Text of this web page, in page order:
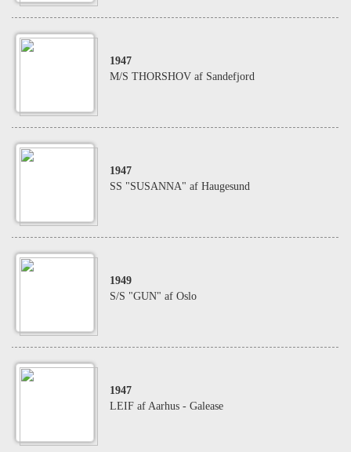
1947
M/S THORSHOV af Sandefjord
1947
SS "SUSANNA" af Haugesund
1949
S/S "GUN" af Oslo
1947
LEIF af Aarhus - Galease